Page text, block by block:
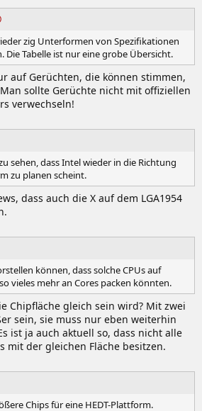
zig Unterformen von Spezifikationen
Die Tabelle ist nur eine grobe Übersicht.
auf Gerüchten, die können stimmen,
sollte Gerüchte nicht mit offiziellen
verwechseln!
sehen, dass Intel wieder in die Richtung
zu planen scheint.
dass auch die X auf dem LGA1954
können, dass solche CPUs auf
vieles mehr an Cores packen könnten.
Chipfläche gleich sein wird? Mit zwei
sein, sie muss nur eben weiterhin
ist ja auch aktuell so, dass nicht alle
mit der gleichen Fläche besitzen.
Chips für eine HEDT-Plattform.